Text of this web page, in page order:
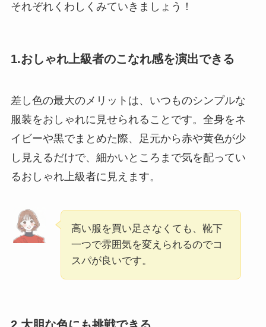
それぞれくわしくみていきましょう！
1.おしゃれ上級者のこなれ感を演出できる
差し色の最大のメリットは、いつものシンプルな
服装をおしゃれに見せられることです。全身をネ
イビーや黒でまとめた際、足元から赤や黄色が少
し見えるだけで、細かいところまで気を配ってい
るおしゃれ上級者に見えます。
高い服を買い足さなくても、靴下
一つで雰囲気を変えられるのでコ
スパが良いです。